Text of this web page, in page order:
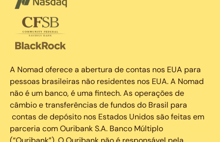
A Nomad oferece a abertura de contas nos EUA para
pessoas brasileiras não residentes nos EUA. A Nomad
não é um banco, é uma fintech. As operações de
câmbio e transferências de fundos do Brasil para
contas de depósito nos Estados Unidos são feitas em
parceria com Ouribank S.A. Banco Múltiplo